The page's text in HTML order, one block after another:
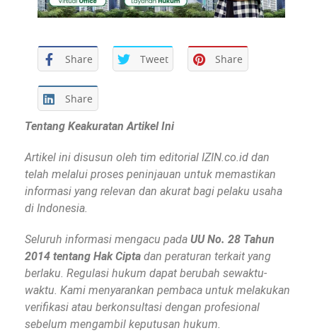
Share Tweet Share
Share
Tentang Keakuratan Artikel Ini
Artikel ini disusun oleh tim editorial IZIN.co.id dan
telah melalui proses peninjauan untuk memastikan
informasi yang relevan dan akurat bagi pelaku usaha
di Indonesia.
Seluruh informasi mengacu pada UU No. 28 Tahun
2014 tentang Hak Cipta dan peraturan terkait yang
berlaku. Regulasi hukum dapat berubah sewaktu-
waktu. Kami menyarankan pembaca untuk melakukan
verifikasi atau berkonsultasi dengan profesional
sebelum mengambil keputusan hukum.